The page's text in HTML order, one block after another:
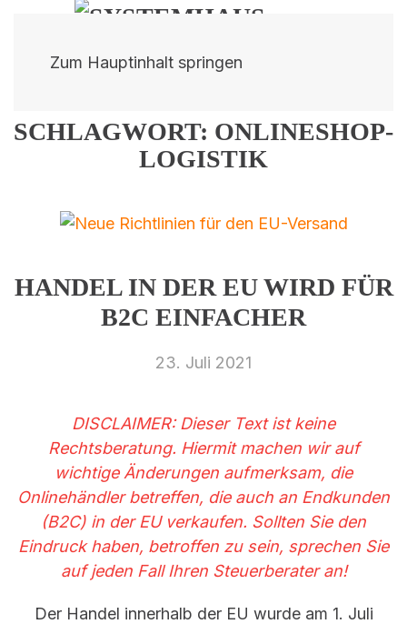
Zum Hauptinhalt springen
SCHLAGWORT: ONLINESHOP-
LOGISTIK
HANDEL IN DER EU WIRD FÜR
B2C EINFACHER
23. Juli 2021
DISCLAIMER: Dieser Text ist keine
Rechtsberatung. Hiermit machen wir auf
wichtige Änderungen aufmerksam, die
Onlinehändler betreffen, die auch an Endkunden
(B2C) in der EU verkaufen. Sollten Sie den
Eindruck haben, betroffen zu sein, sprechen Sie
auf jeden Fall Ihren Steuerberater an!
Der Handel innerhalb der EU wurde am 1. Juli